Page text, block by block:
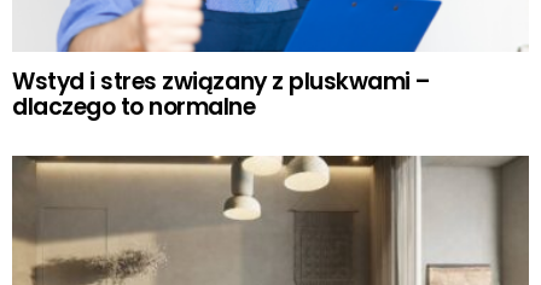
Wstyd i stres związany z pluskwami –
dlaczego to normalne